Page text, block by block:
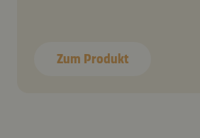
Zum Produkt